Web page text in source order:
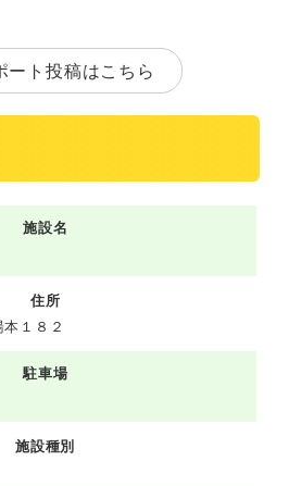
ート投稿はこちら
施設名
住所
１８２
駐車場
施設種別